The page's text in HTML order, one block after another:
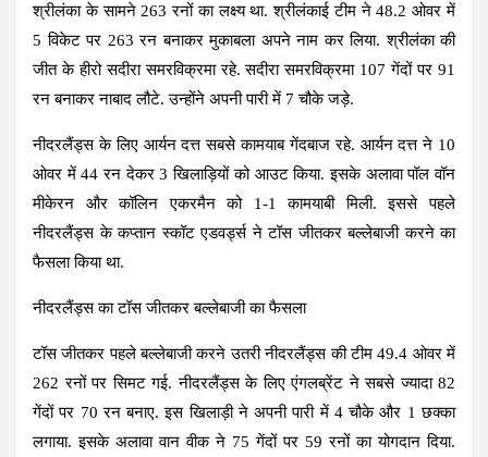
श्रीलंका के सामने 263 रनों का लक्ष्य था. श्रीलंकाई टीम ने 48.2 ओवर में
5 विकेट पर 263 रन बनाकर मुकाबला अपने नाम कर लिया. श्रीलंका की
जीत के हीरो सदीरा समरविक्रमा रहे. सदीरा समरविक्रमा 107 गेंदों पर 91
रन बनाकर नाबाद लौटे. उन्होंने अपनी पारी में 7 चौके जड़े.
नीदरलैंड्स के लिए आर्यन दत्त सबसे कामयाब गेंदबाज रहे. आर्यन दत्त ने 10
ओवर में 44 रन देकर 3 खिलाड़ियों को आउट किया. इसके अलावा पॉल वॉन
मीकेरन और कॉलिन एकरमैन को 1-1 कामयाबी मिली. इससे पहले
नीदरलैंड्स के कप्तान स्कॉट एडवर्ड्स ने टॉस जीतकर बल्लेबाजी करने का
फैसला किया था.
नीदरलैंड्स का टॉस जीतकर बल्लेबाजी का फैसला
टॉस जीतकर पहले बल्लेबाजी करने उतरी नीदरलैंड्स की टीम 49.4 ओवर में
262 रनों पर सिमट गई. नीदरलैंड्स के लिए एंगलब्रेंट ने सबसे ज्यादा 82
गेंदों पर 70 रन बनाए. इस खिलाड़ी ने अपनी पारी में 4 चौके और 1 छक्का
लगाया. इसके अलावा वान वीक ने 75 गेंदों पर 59 रनों का योगदान दिया.